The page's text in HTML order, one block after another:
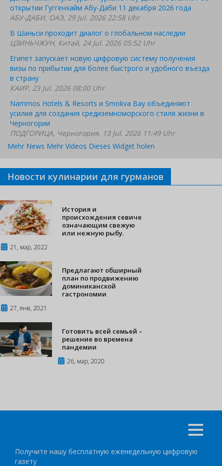
открытии Гуггенхайм Абу-Даби 11 декабря 2026 года
АБУ-ДАБИ, ОАЭ, 29 Jul. 2026 22:58 Uhr
В Шаньси проходит диалог о глобальном наследии
ЦЗИНЬЧЖУН, Китай, 24 Jul. 2026 05:52 Uhr
Египет запускает новую цифровую систему получения
визы по прибытии для более быстрого и удобного въезда
в страну
КАИР, 23 Jul. 2026 08:00 Uhr
Nammos Hotels & Resorts и Smokva Bay объединяют
усилия для создания средиземноморского стиля жизни в
Черногории
ПОДГОРИЦА, Черногория, 13 Jul. 2026 11:49 Uhr
Mehr News Mehr Videos Dieses Widget holen
Новости кулинарии для гурманов
История и
происхождения севиче
означающим свежую
или нежную рыбу.
21, мар, 2022
Предлагают обширный
план по продвижению
доминиканской
гастрономии
27, янв, 2021
Готовить всей семьей –
решение во времена
пандемии
26, мар, 2020
Получите нашу бесплатную еженедельную цифровую
газету